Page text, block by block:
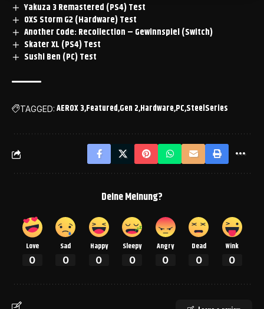
Yakuza 3 Remastered (PS4) Test
OXS Storm G2 (Hardware) Test
Another Code: Recollection – Gewinnspiel (Switch)
Skater XL (PS4) Test
Sushi Ben (PC) Test
TAGGED: AEROX 3 Featured Gen 2 Hardware PC SteelSeries
Deine Meinung?
Love
0
Sad
0
Happy
0
Sleepy
0
Angry
0
Dead
0
Wink
0